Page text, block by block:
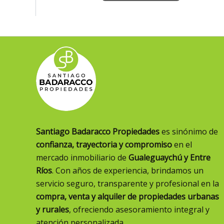
Santiago Badaracco Propiedadeses sinónimo de
confianza, trayectoria y compromisoen el
mercado inmobiliario de Gualeguaychú y Entre
Ríos. Con años de experiencia, brindamos un
servicio seguro, transparente y profesional en la
compra, venta y alquiler de propiedades urbanas
y rurales, ofreciendo asesoramiento integral y